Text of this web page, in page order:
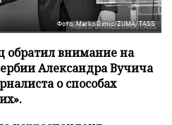
Фото: Marko Dimic/ZUMA/TASS
обратил внимание на
Александра Вучича
о способах